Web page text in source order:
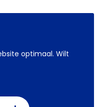
optimaal. Wilt